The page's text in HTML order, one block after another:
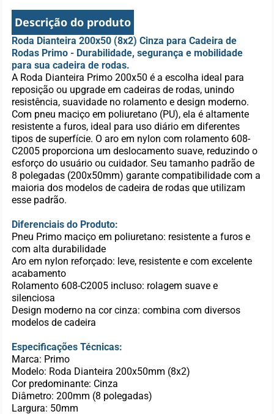
Descrição do produto
Roda Dianteira 200x50 (8x2) Cinza para Cadeira de
Rodas Primo - Durabilidade, segurança e mobilidade
para sua cadeira de rodas.
A Roda Dianteira Primo 200x50 é a escolha ideal para
reposição ou upgrade em cadeiras de rodas, unindo
resistência, suavidade no rolamento e design moderno.
Com pneu maciço em poliuretano (PU), ela é altamente
resistente a furos, ideal para uso diário em diferentes
tipos de superfície. O aro em nylon com rolamento 608-
C2005 proporciona um deslocamento suave, reduzindo o
esforço do usuário ou cuidador. Seu tamanho padrão de
8 polegadas (200x50mm) garante compatibilidade com a
maioria dos modelos de cadeira de rodas que utilizam
esse padrão.
Diferenciais do Produto:
Pneu Primo maciço em poliuretano: resistente a furos e
com alta durabilidade
Aro em nylon reforçado: leve, resistente e com excelente
acabamento
Rolamento 608-C2005 incluso: rolagem suave e
silenciosa
Design moderno na cor cinza: combina com diversos
modelos de cadeira
Especificações Técnicas:
Marca: Primo
Modelo: Roda Dianteira 200x50mm (8x2)
Cor predominante: Cinza
Diâmetro: 200mm (8 polegadas)
Largura: 50mm